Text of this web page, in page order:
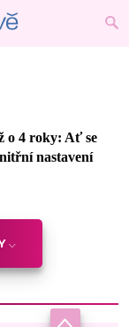
o 4 roky: Ať se
nastavení